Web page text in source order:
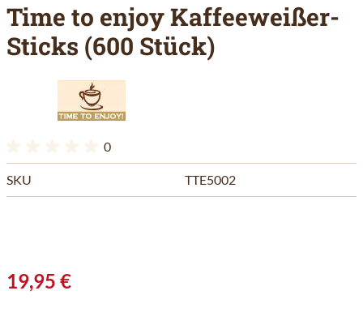
Time to enjoy Kaffeeweißer-
Sticks (600 Stück)
0
SKU TTE5002
19,95 €